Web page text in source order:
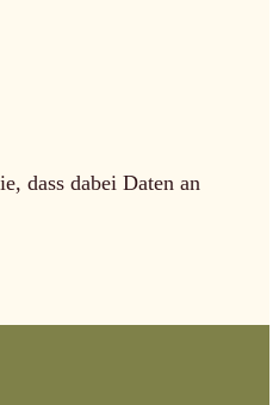
dass dabei Daten an